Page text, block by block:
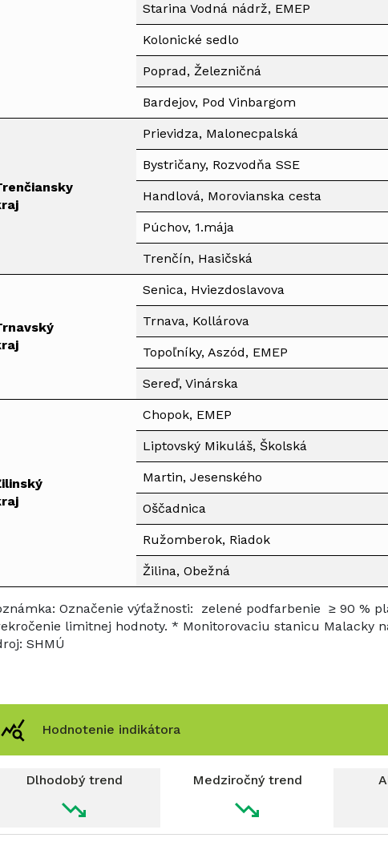
Starina Vodná nádrž, EMEP
Kolonické sedlo
Poprad, Železničná
Bardejov, Pod Vinbargom
Prievidza, Malonecpalská
Bystričany, Rozvodňa SSE
Handlová, Morovianska cesta
Púchov, 1.mája
Trenčín, Hasičská
Senica, Hviezdoslavova
Trnava, Kollárova
Topoľníky, Aszód, EMEP
Sereď, Vinárska
Chopok, EMEP
Liptovský Mikuláš, Školská
Martin, Jesenského
Oščadnica
Ružomberok, Riadok
Žilina, Obežná
Označenie výťažnosti: zelené podfarbenie ≥ 90 %
limitnej hodnoty. * Monitorovaciu stanicu Malacky
SHMÚ
Hodnotenie indikátora
Dlhodobý trend Medziročný trend